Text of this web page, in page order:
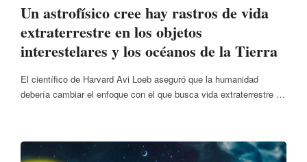
Un astrofísico cree hay rastros de vida
extraterrestre en los objetos
interestelares y los océanos de la Tierra
El científico de Harvard Avi Loeb aseguró que la humanidad
debería cambiar el enfoque con el que busca vida extraterrestre …